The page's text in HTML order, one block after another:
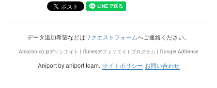
データ追加希望などはリクエストフォームへご連絡ください。
Amazon.co.jpアソシエイト | iTunesアフィリエイトプログラム | Google AdSense
Aniport by aniport team. サイトポリシー お問い合わせ